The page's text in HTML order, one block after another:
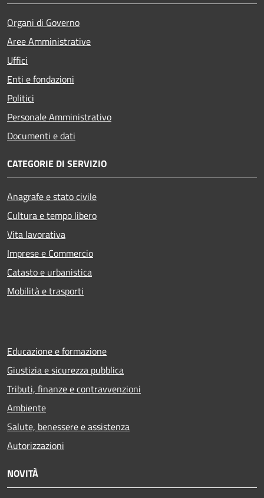
Organi di Governo
Aree Amministrative
Uffici
Enti e fondazioni
Politici
Personale Amministrativo
Documenti e dati
CATEGORIE DI SERVIZIO
Anagrafe e stato civile
Cultura e tempo libero
Vita lavorativa
Imprese e Commercio
Catasto e urbanistica
Mobilità e trasporti
Educazione e formazione
Giustizia e sicurezza pubblica
Tributi, finanze e contravvenzioni
Ambiente
Salute, benessere e assistenza
Autorizzazioni
NOVITÀ